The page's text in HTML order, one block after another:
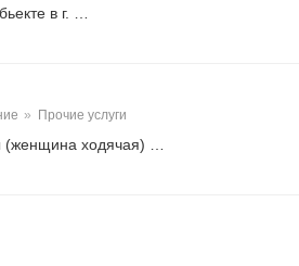
в г. …
» Прочие услуги
(женщина ходячая) …